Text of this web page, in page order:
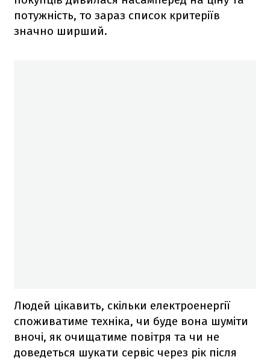
потужність, то зараз список критеріїв
значно ширший.
Людей цікавить, скільки електроенергії
споживатиме техніка, чи буде вона шуміти
вночі, як очищатиме повітря та чи не
доведеться шукати сервіс через рік після